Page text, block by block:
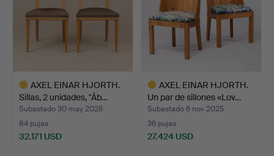
AXEL EINAR HJORTH.
Sillas, 2 unidades, "Åb…
Subastado 30 may 2026
84 pujas
32.171 USD
AXEL EINAR HJORTH.
Un par de sillones «Lov…
Subastado 6 nov 2025
36 pujas
27.424 USD